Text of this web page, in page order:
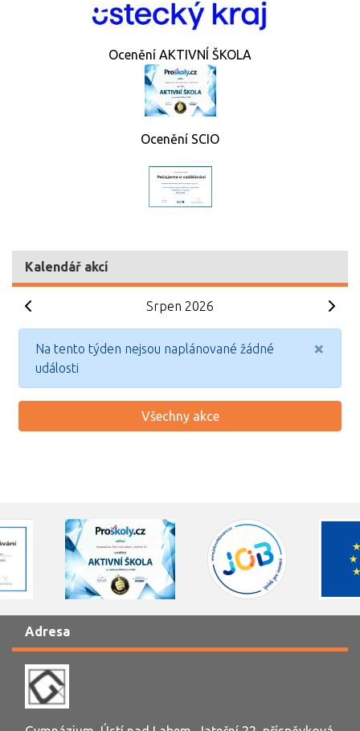
Ocenění AKTIVNÍ ŠKOLA
Ocenění SCIO
Kalendář akcí
Srpen 2026
×
Na tento týden nejsou naplánované žádné
události
Všechny akce
Adresa